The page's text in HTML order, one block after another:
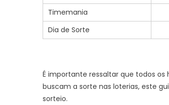
Timemania
Dia de Sorte
É importante ressaltar que todos os
buscam a sorte nas loterias, este
sorteio.